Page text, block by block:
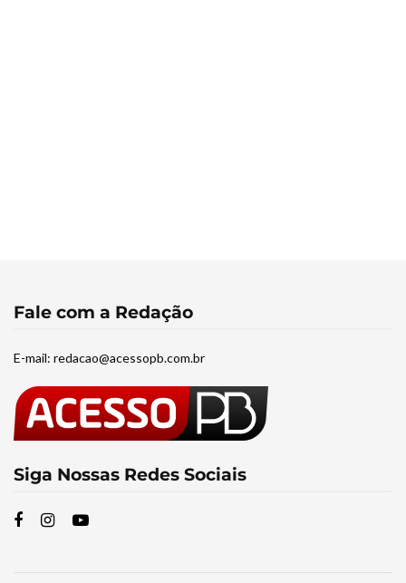
Fale com a Redação
E-mail: redacao@acessopb.com.br
Siga Nossas Redes Sociais